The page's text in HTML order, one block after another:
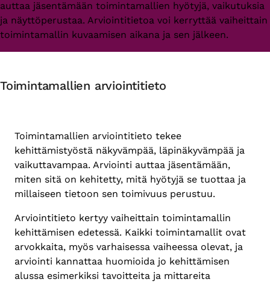
auttaa jäsentämään toimintamallien hyötyjä, vaikutuksia
ja näyttöperustaa. Arviointitietoa voi kerryttää vaiheittain
toimintamallin kuvaamisen aikana ja sen jälkeen.
Toimintamallien arviointitieto
Toimintamallien arviointitieto tekee
kehittämistyöstä näkyvämpää, läpinäkyvämpää ja
vaikuttavampaa. Arviointi auttaa jäsentämään,
miten sitä on kehitetty, mitä hyötyjä se tuottaa ja
millaiseen tietoon sen toimivuus perustuu.
Arviointitieto kertyy vaiheittain toimintamallin
kehittämisen edetessä. Kaikki toimintamallit ovat
arvokkaita, myös varhaisessa vaiheessa olevat, ja
arviointi kannattaa huomioida jo kehittämisen
alussa esimerkiksi tavoitteita ja mittareita